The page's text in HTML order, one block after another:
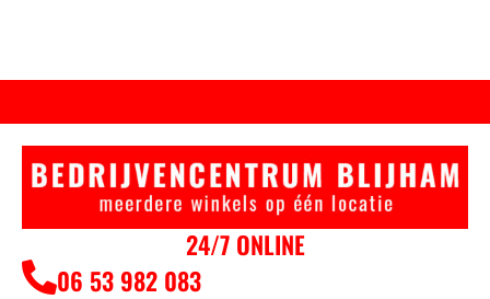
24/7 ONLINE
06 53 982 083